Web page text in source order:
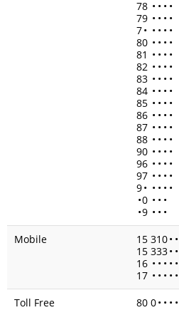
78 • • • •
79 • • • •
7• • • • •
80 • • • •
81 • • • •
82 • • • •
83 • • • •
84 • • • •
85 • • • •
86 • • • •
87 • • • •
88 • • • •
90 • • • •
96 • • • •
97 • • • •
9• • • • •
•0 • • •
•9 • • •
Mobile
15 310• •
15 333• •
16 • • • • •
17 • • • • •
Toll Free
80 0• • • •